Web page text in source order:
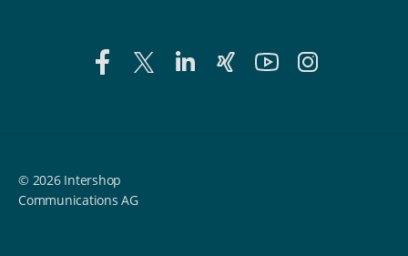
© 2026 Intershop
Communications AG